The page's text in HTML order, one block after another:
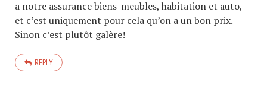
a notre assurance biens-meubles, habitation et auto,
et c’est uniquement pour cela qu’on a un bon prix.
Sinon c’est plutôt galère!
REPLY